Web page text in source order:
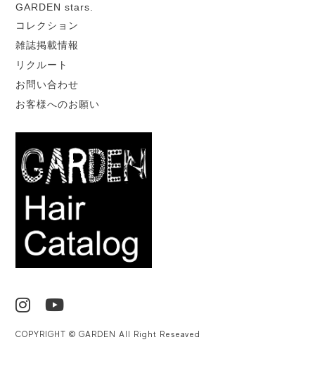
GARDEN stars.
コレクション
雑誌掲載情報
リクルート
お問い合わせ
お客様へのお願い
COPYRIGHT © GARDEN All Right Reseaved